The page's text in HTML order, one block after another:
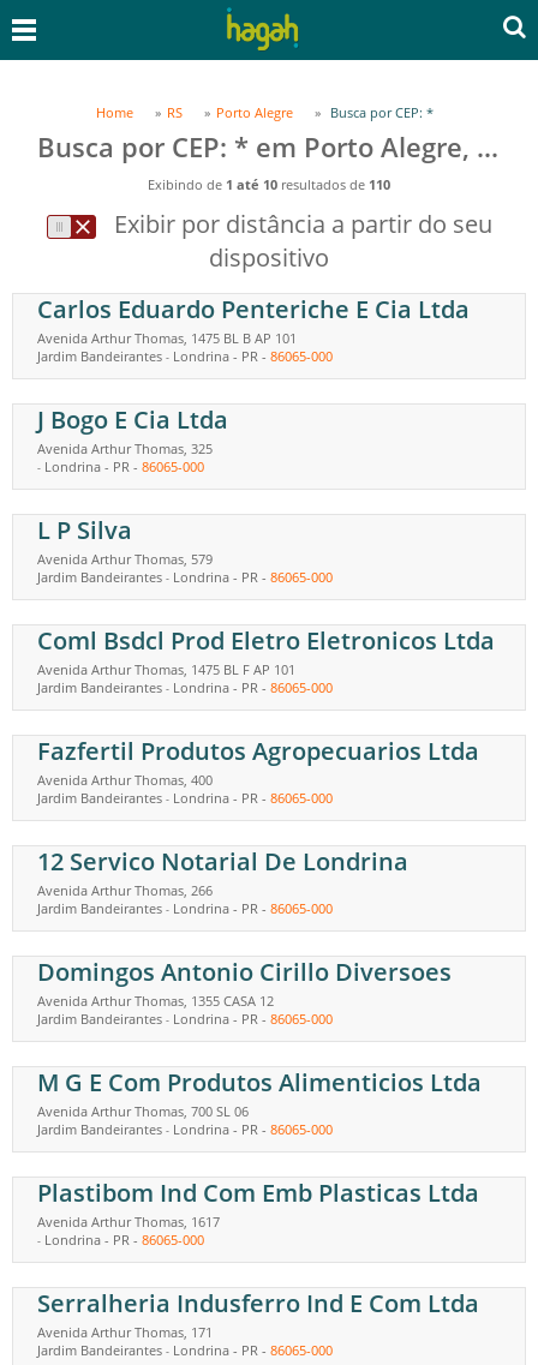
Home RS Porto Alegre Busca por CEP: *
Busca por CEP: * em Porto Alegre, RS
Exibindo de 1 até 10 resultados de 110
Exibir por distância a partir do seu
dispositivo
Carlos Eduardo Penteriche E Cia Ltda
Avenida Arthur Thomas, 1475 BL B AP 101
Jardim Bandeirantes - Londrina - PR - 86065-000
J Bogo E Cia Ltda
Avenida Arthur Thomas, 325
- Londrina - PR - 86065-000
L P Silva
Avenida Arthur Thomas, 579
Jardim Bandeirantes - Londrina - PR - 86065-000
Coml Bsdcl Prod Eletro Eletronicos Ltda
Avenida Arthur Thomas, 1475 BL F AP 101
Jardim Bandeirantes - Londrina - PR - 86065-000
Fazfertil Produtos Agropecuarios Ltda
Avenida Arthur Thomas, 400
Jardim Bandeirantes - Londrina - PR - 86065-000
12 Servico Notarial De Londrina
Avenida Arthur Thomas, 266
Jardim Bandeirantes - Londrina - PR - 86065-000
Domingos Antonio Cirillo Diversoes
Avenida Arthur Thomas, 1355 CASA 12
Jardim Bandeirantes - Londrina - PR - 86065-000
M G E Com Produtos Alimenticios Ltda
Avenida Arthur Thomas, 700 SL 06
Jardim Bandeirantes - Londrina - PR - 86065-000
Plastibom Ind Com Emb Plasticas Ltda
Avenida Arthur Thomas, 1617
- Londrina - PR - 86065-000
Serralheria Indusferro Ind E Com Ltda
Avenida Arthur Thomas, 171
Jardim Bandeirantes - Londrina - PR - 86065-000